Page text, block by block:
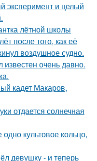
эксперимент и целый
лётной школы
после того, как её
воздушное судно.
очень давно.
кадет Макаров,
отдается солнечная
культовое кольцо,
девушку - и теперь